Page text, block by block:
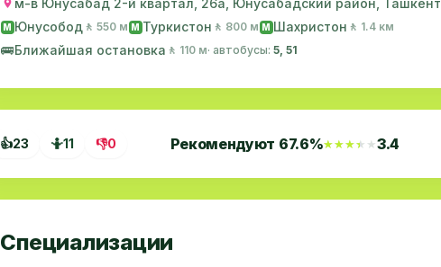
м-в Юнусабад 2-й квартал, 26а, Юнусабадский район, Ташкент
M Юнусобод 🚶 550 м M Туркистон 🚶 800 м M Шахристон 🚶 1.4 км
🚌Ближайшая остановка 🚶 110 м· автобусы: 5, 51
👍23 🤷11 👎0 Рекомендуют 67.6%★★★★★
★★★★★3.4
Специализации